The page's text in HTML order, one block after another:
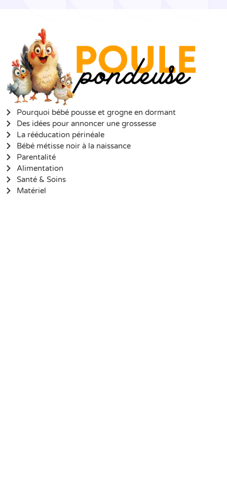
Pourquoi bébé pousse et grogne en dormant
Des idées pour annoncer une grossesse
La rééducation périnéale
Bébé métisse noir à la naissance
Parentalité
Alimentation
Santé & Soins
Matériel